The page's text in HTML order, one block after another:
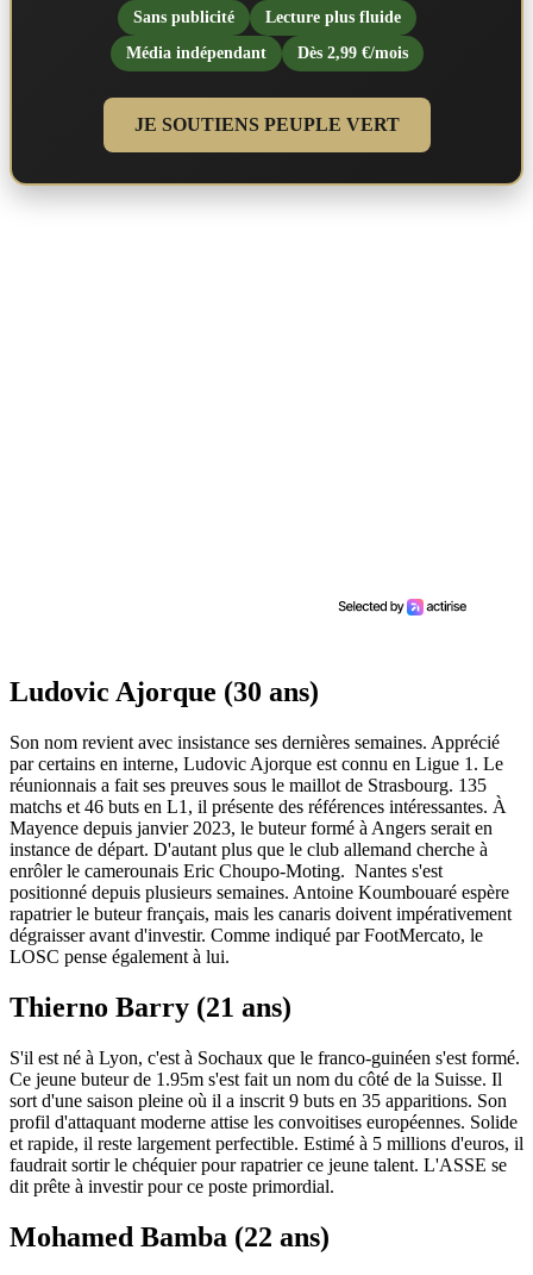
Sans publicité
Lecture plus fluide
Média indépendant
Dès 2,99 €/mois
JE SOUTIENS PEUPLE VERT
Ludovic Ajorque (30 ans)
Son nom revient avec insistance ses dernières semaines. Apprécié
par certains en interne, Ludovic Ajorque est connu en Ligue 1. Le
réunionnais a fait ses preuves sous le maillot de Strasbourg. 135
matchs et 46 buts en L1, il présente des références intéressantes. À
Mayence depuis janvier 2023, le buteur formé à Angers serait en
instance de départ. D'autant plus que le club allemand cherche à
enrôler le camerounais Eric Choupo-Moting. Nantes s'est
positionné depuis plusieurs semaines. Antoine Koumbouaré espère
rapatrier le buteur français, mais les canaris doivent impérativement
dégraisser avant d'investir. Comme indiqué par FootMercato, le
LOSC pense également à lui.
Thierno Barry (21 ans)
S'il est né à Lyon, c'est à Sochaux que le franco-guinéen s'est formé.
Ce jeune buteur de 1.95m s'est fait un nom du côté de la Suisse. Il
sort d'une saison pleine où il a inscrit 9 buts en 35 apparitions. Son
profil d'attaquant moderne attise les convoitises européennes. Solide
et rapide, il reste largement perfectible. Estimé à 5 millions d'euros, il
faudrait sortir le chéquier pour rapatrier ce jeune talent. L'ASSE se
dit prête à investir pour ce poste primordial.
Mohamed Bamba (22 ans)